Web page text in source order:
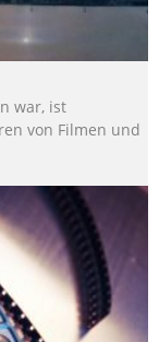
war, ist
von Filmen und